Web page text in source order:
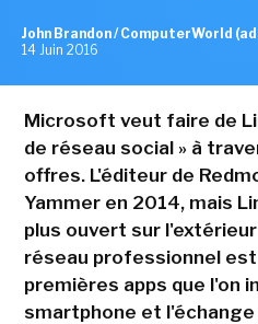
John Brandon / ComputerWorld
14 Juin 2016
Microsoft veut faire de
de réseau social » à
offres. L'éditeur de
Yammer en 2014, mais
plus ouvert sur
réseau professionnel est
premières apps que l'on
smartphone et